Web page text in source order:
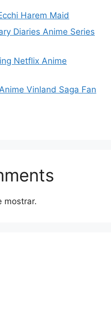
Harem Maid
Diaries Anime Series
Netflix Anime
Vinland Saga Fan
mostrar.